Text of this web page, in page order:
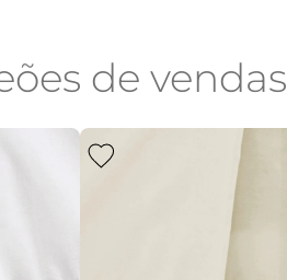
de vendas